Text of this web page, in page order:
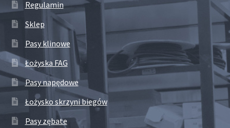
Regulamin
Sklep
Pasy klinowe
Łożyska FAG
Pasy napędowe
Łożysko skrzyni biegów
Pasy zębate